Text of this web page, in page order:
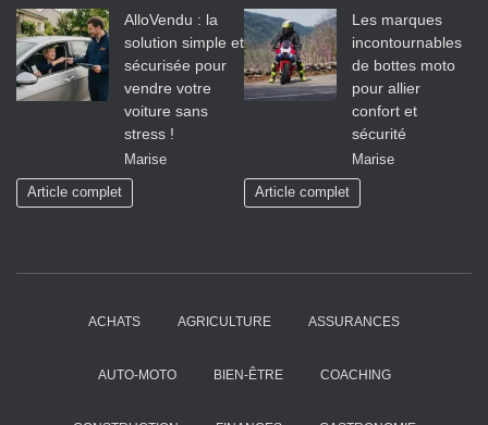
AlloVendu : la
solution simple et
sécurisée pour
vendre votre
voiture sans
stress !
Marise
Article complet
Les marques
incontournables
de bottes moto
pour allier
confort et
sécurité
Marise
Article complet
ACHATS AGRICULTURE ASSURANCES
AUTO-MOTO BIEN-ÊTRE COACHING